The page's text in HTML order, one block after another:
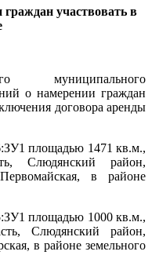
участвовать в
муниципального
о намерении граждан
договора аренды
площадью 1471 кв.м.,
Слюдянский район,
в районе
площадью 1000 кв.м.,
Слюдянский район,
в районе земельного